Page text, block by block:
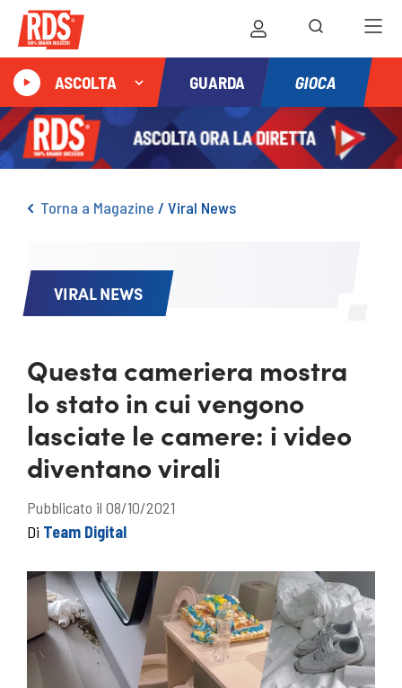
ASCOLTA GUARDA GIOCA
Torna a Magazine / Viral News
VIRAL NEWS
Questa cameriera mostra
lo stato in cui vengono
lasciate le camere: i video
diventano virali
Pubblicato il 08/10/2021
Di Team Digital